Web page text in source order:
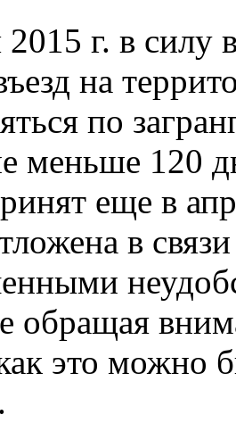
г. в силу
на
по
меньше 120
еще в
в
обращая
это можно